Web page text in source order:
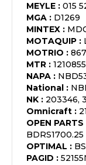
MEYLE : 015
MGA : D1269
MINTEX :
MOTAQUIP :
MOTRIO :
MTR :
NAPA :
National :
NK : 203346,
Omnicraft :
OPEN PARTS
BDRS1700.25
OPTIMAL :
PAGID :